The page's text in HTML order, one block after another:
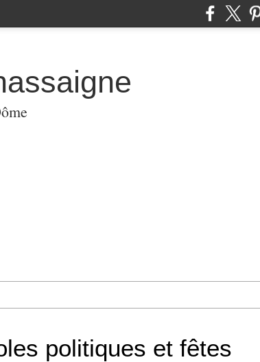
politiques et fêtes